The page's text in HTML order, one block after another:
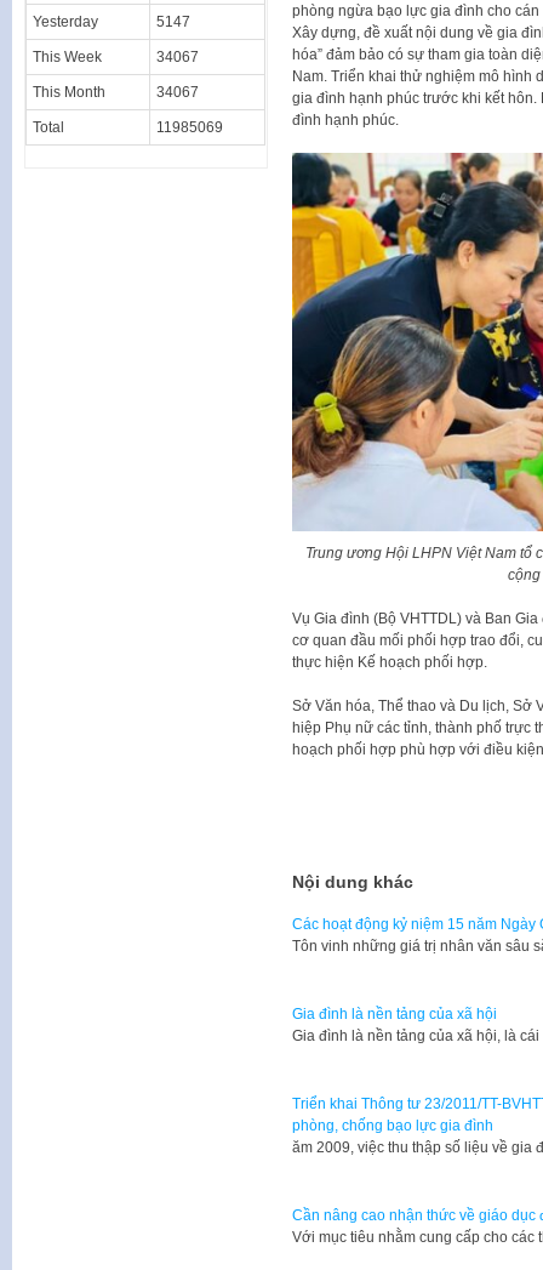
phòng ngừa bạo lực gia đình cho
Xây dựng, đề xuất nội dung về gia
hóa” đảm bảo có sự tham gia toàn
Nam. Triển khai thử nghiệm mô hình
gia đình hạnh phúc trước khi kết
đình hạnh phúc.
Trung ương Hội LHPN Việt Nam tổ
Vụ Gia đình (Bộ VHTTDL) và Ban
cơ quan đầu mối phối hợp trao đổi,
thực hiện Kế hoạch phối hợp.
Sở Văn hóa, Thể thao và Du lịch, Sở
hiệp Phụ nữ các tỉnh, thành phố trực
hoạch phối hợp phù hợp với điều
Nội dung khác
Các hoạt động kỷ niệm 15 năm Ngày
Tôn vinh những giá trị nhân văn sâu
Gia đình là nền tảng của xã hội
Gia đình là nền tảng của xã hội, là
Triển khai Thông tư 23/2011/TT-
phòng, chống bạo lực gia đình
​ăm 2009, việc thu thập số liệu về
Cần nâng cao nhận thức về giáo dục
Với mục tiêu nhằm cung cấp cho
Yesterday 5147
This Week 34067
This Month 34067
Total 11985069